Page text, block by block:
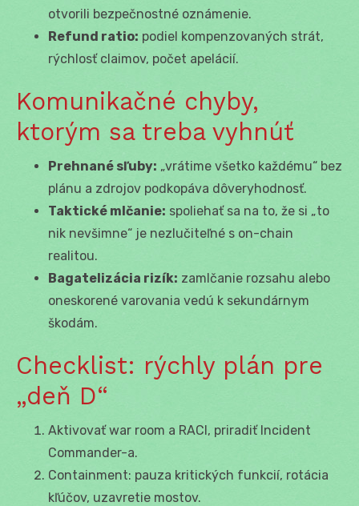
otvorili bezpečnostné oznámenie.
Refund ratio: podiel kompenzovaných strát,
rýchlosť claimov, počet apelácií.
Komunikačné chyby,
ktorým sa treba vyhnúť
Prehnané sľuby: „vrátime všetko každému“ bez
plánu a zdrojov podkopáva dôveryhodnosť.
Taktické mlčanie: spoliehať sa na to, že si „to
nik nevšimne“ je nezlučiteľné s on-chain
realitou.
Bagatelizácia rizík: zamlčanie rozsahu alebo
oneskorené varovania vedú k sekundárnym
škodám.
Checklist: rýchly plán pre
„deň D“
Aktivovať war room a RACI, priradiť Incident
Commander-a.
Containment: pauza kritických funkcií, rotácia
kľúčov, uzavretie mostov.